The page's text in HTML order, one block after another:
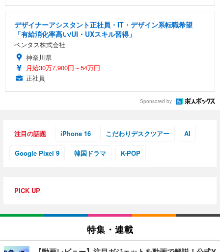
デザイナーアシスタント正社員・IT・デザイン系転職希望
「有給消化率高い/UI・UXスキル習得」
ベンタス株式会社
神奈川県
月給30万7,900円～54万円
正社員
Sponsored by
注目の話題 iPhone 16 こだわりデスクツアー AI
Google Pixel 9 韓国ドラマ K-POP
PICK UP
特集・連載